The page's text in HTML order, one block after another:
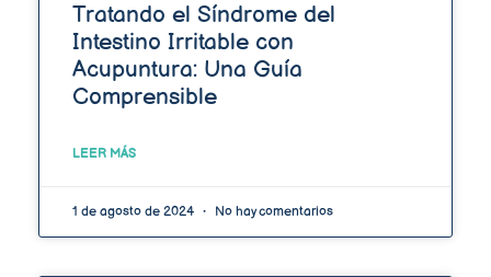
Tratando el Síndrome del
Intestino Irritable con
Acupuntura: Una Guía
Comprensible
LEER MÁS
1 de agosto de 2024 No hay comentarios